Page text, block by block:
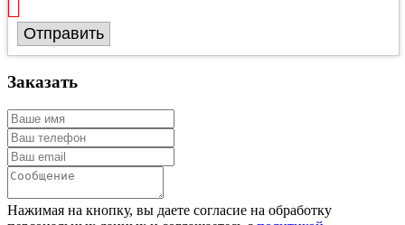
Отправить
Заказать
Нажимая на кнопку, вы даете согласие на обработку